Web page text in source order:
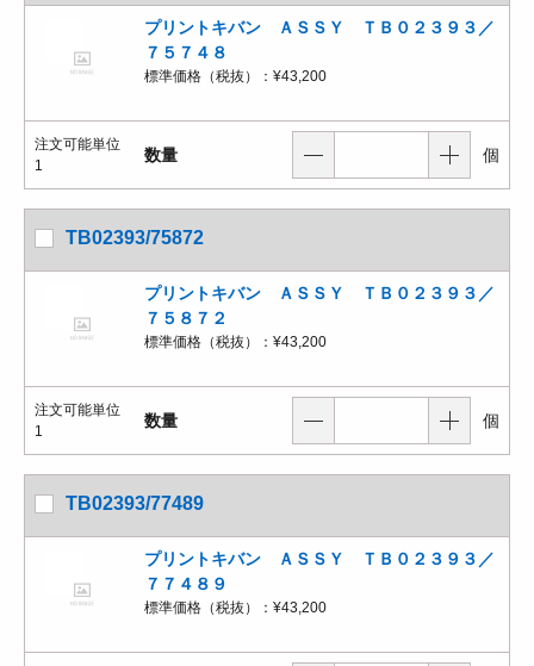
プリントキバン ＡＳＳＹ ＴＢ０２３９３／
７５７４８
標準価格（税抜）： ¥43,200
注文可能単位
1
数量 個
TB02393/75872
プリントキバン ＡＳＳＹ ＴＢ０２３９３／
７５８７２
標準価格（税抜）： ¥43,200
注文可能単位
1
数量 個
TB02393/77489
プリントキバン ＡＳＳＹ ＴＢ０２３９３／
７７４８９
標準価格（税抜）： ¥43,200